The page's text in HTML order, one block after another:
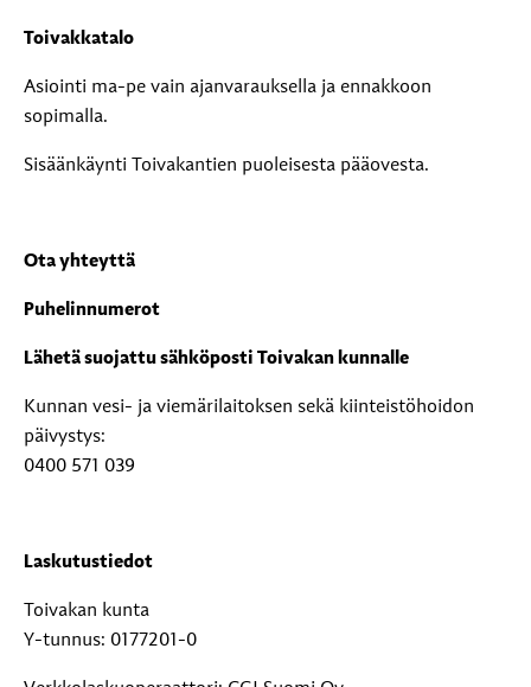
Toivakkatalo
Asiointi ma-pe vain ajanvarauksella ja ennakkoon
sopimalla.
Sisäänkäynti Toivakantien puoleisesta pääovesta.
Ota yhteyttä
Puhelinnumerot
Lähetä suojattu sähköposti Toivakan kunnalle
Kunnan vesi- ja viemärilaitoksen sekä kiinteistöhoidon
päivystys:
0400 571 039
Laskutustiedot
Toivakan kunta
Y-tunnus: 0177201-0